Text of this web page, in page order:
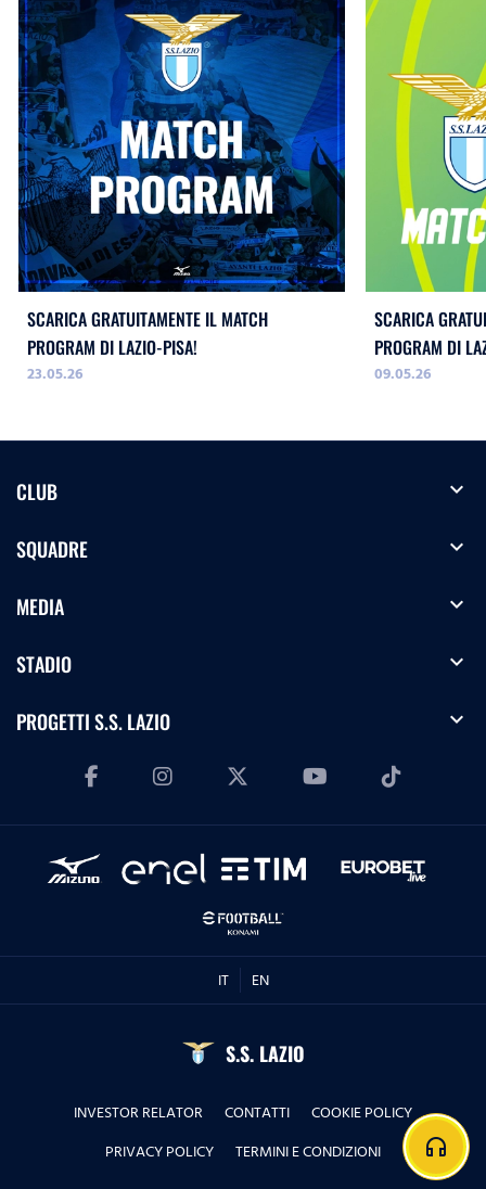
SCARICA GRATUITAMENTE IL MATCH
PROGRAM DI LAZIO-PISA!
23.05.26
SCARICA
PROGRAM DI
WOMEN!
09.05.26
CLUB expand_more
SQUADRE expand_more
MEDIA expand_more
STADIO expand_more
PROGETTI S.S. LAZIO expand_more
IT EN
S.S. LAZIO
INVESTOR RELATOR CONTATTI
COOKIE POLICY
PRIVACY POLICY
TERMINI E CONDIZIONI headphones